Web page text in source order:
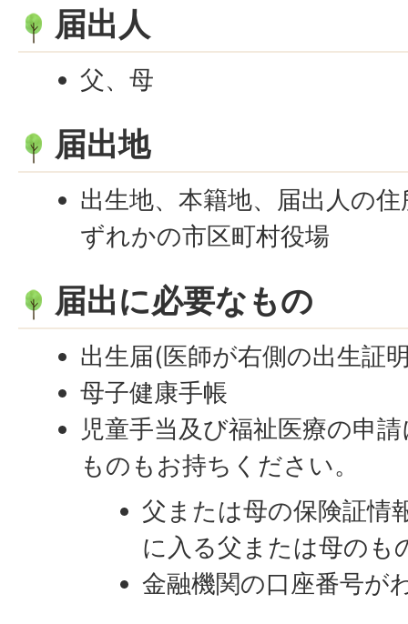
届出人
父、母
届出地
出生地、本籍地、届出人の
ずれかの市区町村役場
届出に必要なもの
出生届(医師が右側の出生証
母子健康手帳
児童手当及び福祉医療の申
ものもお持ちください。
父または母の保険証情
に入る父または母のも
金融機関の口座番号が